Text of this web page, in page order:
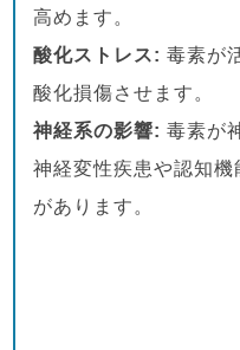
高めます。
酸化ストレス: 毒素が
酸化損傷させます。
神経系の影響: 毒素が
神経変性疾患や認知
があります。